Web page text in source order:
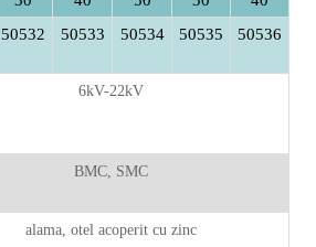
50532 50533 50534 50535 50536
6kV-22kV
BMC, SMC
alama, otel acoperit cu zinc